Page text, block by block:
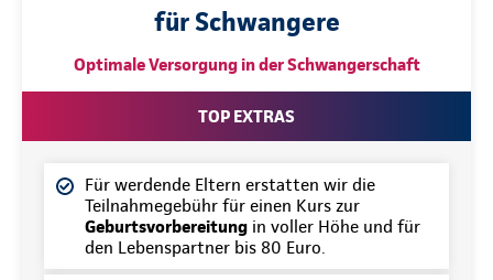
für Schwangere
Optimale Versorgung in der Schwangerschaft
TOP EXTRAS
Für werdende Eltern erstatten wir die
Teilnahmegebühr für einen Kurs zur
Geburtsvorbereitung in voller Höhe und für
den Lebenspartner bis 80 Euro.